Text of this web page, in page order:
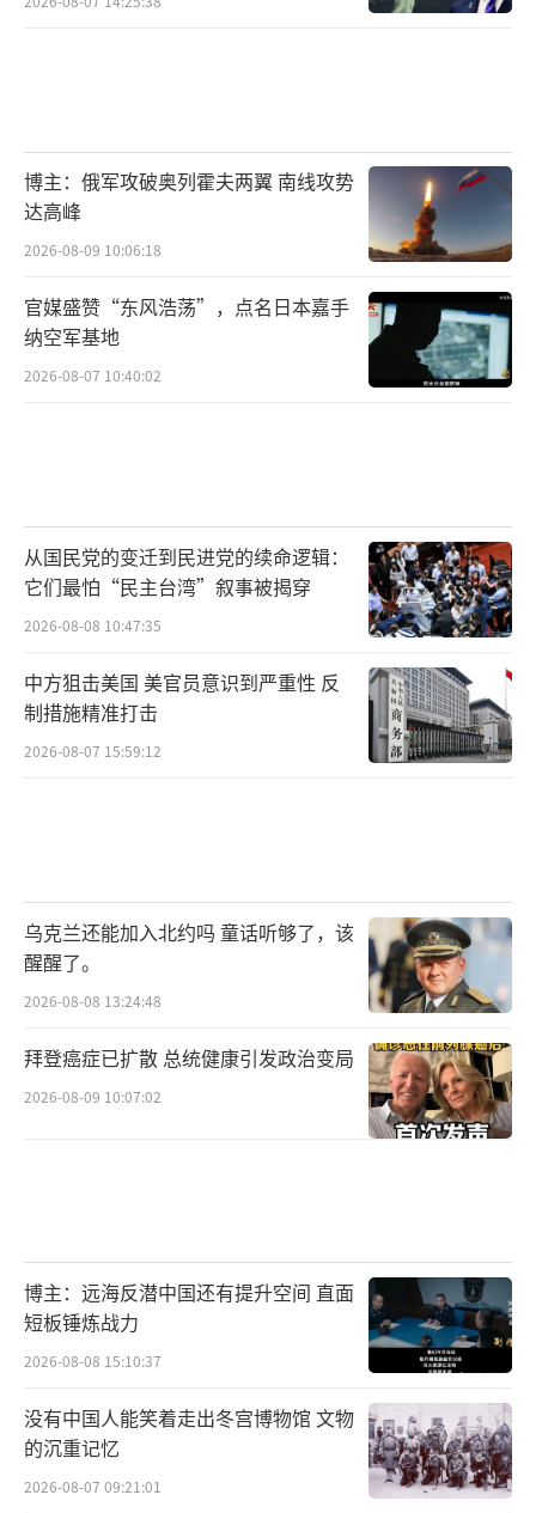
博主：俄军攻破奥列霍夫两翼 南线攻势
达高峰
2026-08-09 10:06:18
官媒盛赞“东风浩荡”，点名日本嘉手
纳空军基地
2026-08-07 10:40:02
从国民党的变迁到民进党的续命逻辑：
它们最怕“民主台湾”叙事被揭穿
2026-08-08 10:47:35
中方狙击美国 美官员意识到严重性 反
制措施精准打击
2026-08-07 15:59:12
乌克兰还能加入北约吗 童话听够了，该
醒醒了。
2026-08-08 13:24:48
拜登癌症已扩散 总统健康引发政治变局
2026-08-09 10:07:02
博主：远海反潜中国还有提升空间 直面
短板锤炼战力
2026-08-08 15:10:37
没有中国人能笑着走出冬宫博物馆 文物
的沉重记忆
2026-08-07 09:21:01